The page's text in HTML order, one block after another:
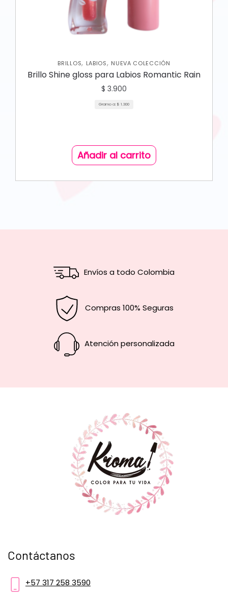
BRILLOS, LABIOS, NUEVA COLECCIÓN
Brillo Shine gloss para Labios Romantic Rain
$ 3.900
Gramo a: $ 1.300
Añadir al carrito
Envíos a todo Colombia
Compras 100% Seguras
Atención personalizada
Contáctanos
+57 317 258 3590